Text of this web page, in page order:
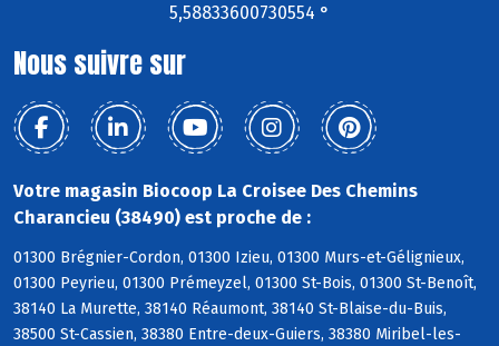
5,58833600730554 °
Nous suivre sur
Votre magasin Biocoop La Croisee Des Chemins
Charancieu (38490) est proche de :
01300 Brégnier-Cordon, 01300 Izieu, 01300 Murs-et-Gélignieux,
01300 Peyrieu, 01300 Prémeyzel, 01300 St-Bois, 01300 St-Benoît,
38140 La Murette, 38140 Réaumont, 38140 St-Blaise-du-Buis,
38500 St-Cassien, 38380 Entre-deux-Guiers, 38380 Miribel-les-